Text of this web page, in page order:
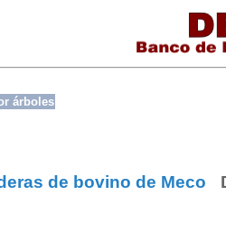
árboles
de bovino de Meco